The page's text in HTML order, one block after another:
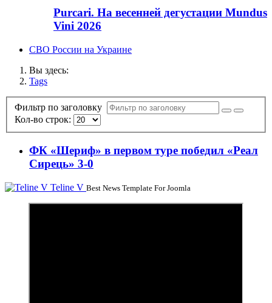
Purcari. На весенней дегустации Mundus
Vini 2026
СВО России на Украине
Вы здесь:
Tags
Фильтр по заголовку
Кол-во строк:
ФК «Шериф» в первом туре победил «Реал
Сирець» 3-0
Teline V Best News Template For Joomla